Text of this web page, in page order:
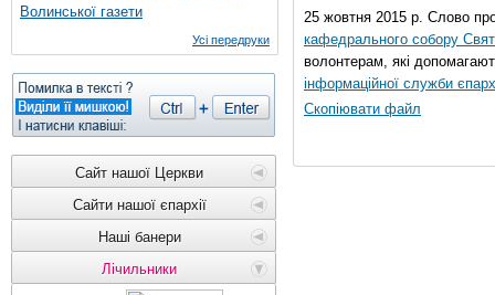
Волинської газети
Усі передруки
Сайт нашої Церкви
Сайти нашої єпархії
Наші банери
Лічильники
25 жовтня 2015 р. Слово
кафедрального собору
волонтерам, які
інформаційної служби
Скопіювати файл